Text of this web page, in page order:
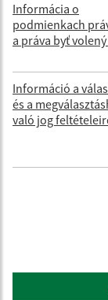
Informácia o
podmienkach
a práva byť volený
Információ a
és a
való jog